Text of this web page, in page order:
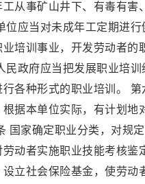
工从事矿山井下、有毒有
位应当对未成年工定期进
培训事业，开发劳动者
民政府应当把发展职业培
各种形式的职业培训。
据本单位实际，有计划
国家确定职业分类，对规
动者实施职业技能考核
立社会保险基金，使劳